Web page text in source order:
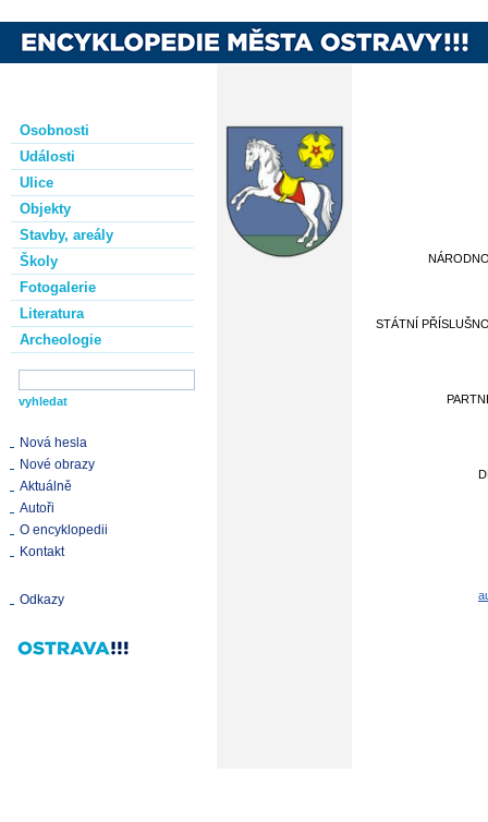
Osobnosti
Události
Ulice
Objekty
Stavby, areály
Školy
Fotogalerie
Literatura
Archeologie
Nová hesla
Nové obrazy
Aktuálně
Autoři
O encyklopedii
Kontakt
Odkazy
STÁTNÍ